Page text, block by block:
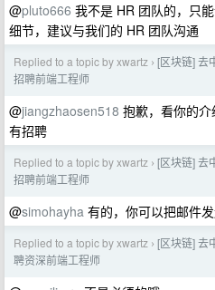
@pluto666 我不是 HR 团队的，只
细节，建议与我们的 HR 团队沟通
Replied to a topic by xwartz › [区块链] 去
招聘前端工程师
@jiangzhaosen518 抱歉，看你的
有招聘
Replied to a topic by xwartz › [区块链] 去
招聘前端工程师
@simohayha 有的，你可以把邮件
Replied to a topic by xwartz › [区块链] 去
聘资深前端工程师